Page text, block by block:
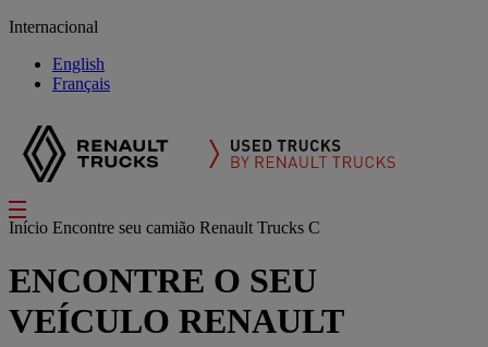
Internacional
English
Français
Início Encontre seu camião Renault Trucks C
ENCONTRE O SEU
VEÍCULO RENAULT